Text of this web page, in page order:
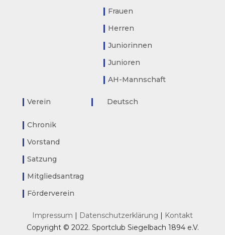
Frauen
Herren
Juniorinnen
Junioren
AH-Mannschaft
Verein
Chronik
Vorstand
Satzung
Mitgliedsantrag
Förderverein
Deutsch
Impressum | Datenschutzerklärung | Kontakt
Copyright © 2022. Sportclub Siegelbach 1894 e.V.